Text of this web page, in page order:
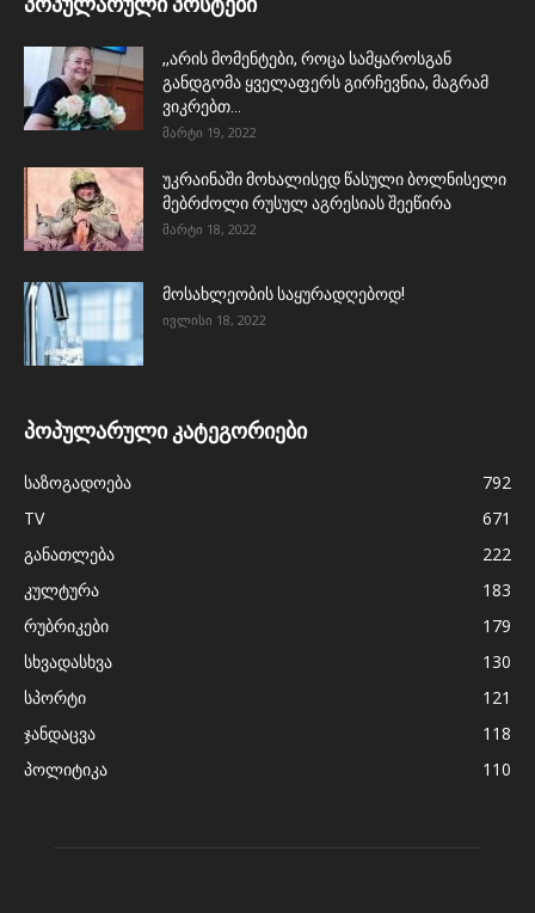
,,არის მომენტები, როცა სამყაროსგან
განდგომა ყველაფერს გირჩევნია, მაგრამ
ვიკრებთ...
მარტი 19, 2022
უკრაინაში მოხალისედ წასული ბოლნისელი
მებრძოლი რუსულ აგრესიას შეეწირა
მარტი 18, 2022
მოსახლეობის საყურადღებოდ!
ივლისი 18, 2022
პოპულარული კატეგორიები
საზოგადოება
792
TV
671
განათლება
222
კულტურა
183
რუბრიკები
179
სხვადასხვა
130
სპორტი
121
ჯანდაცვა
118
პოლიტიკა
110